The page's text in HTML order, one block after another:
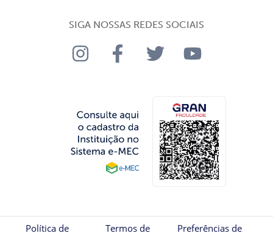
SIGA NOSSAS REDES SOCIAIS
Política de Termos de Preferências de